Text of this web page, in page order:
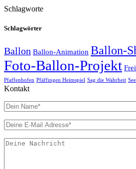
Schlagworte
Schlagwörter
Ballon Ballon-Animation Ballon-
Foto-Ballon-Projekt
Pfaffenhofen Pfäffingen Heimspiel Sag die Wahrheit
Kontakt